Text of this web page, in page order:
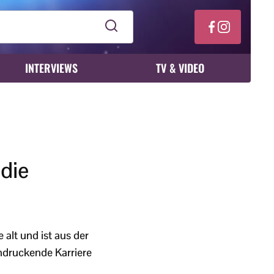
INTERVIEWS TV & VIDEO
alt und ist aus der
Karriere